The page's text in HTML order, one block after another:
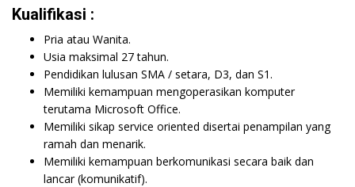
Kualifikasi :
Pria atau Wanita.
Usia maksimal 27 tahun.
Pendidikan lulusan SMA / setara, D3, dan S1.
Memiliki kemampuan mengoperasikan komputer
terutama Microsoft Office.
Memiliki sikap service oriented disertai penampilan yang
ramah dan menarik.
Memiliki kemampuan berkomunikasi secara baik dan
lancar (komunikatif).